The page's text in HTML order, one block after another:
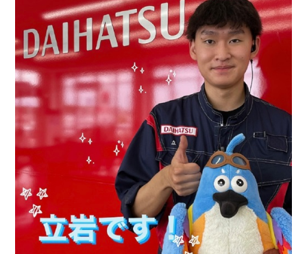
カタ